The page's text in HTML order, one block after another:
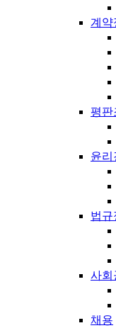
계약
평판
윤리
법규
사회
채용